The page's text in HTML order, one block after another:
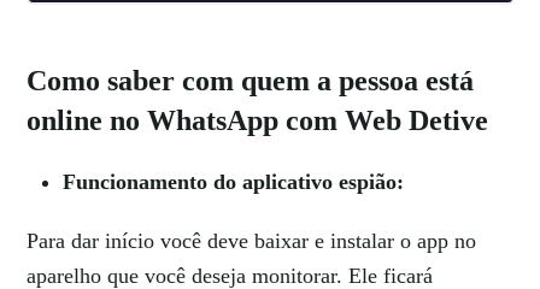
Como saber com quem a pessoa está
online no WhatsApp com Web Detive
Funcionamento do aplicativo espião:
Para dar início você deve baixar e instalar o app no
aparelho que você deseja monitorar. Ele ficará